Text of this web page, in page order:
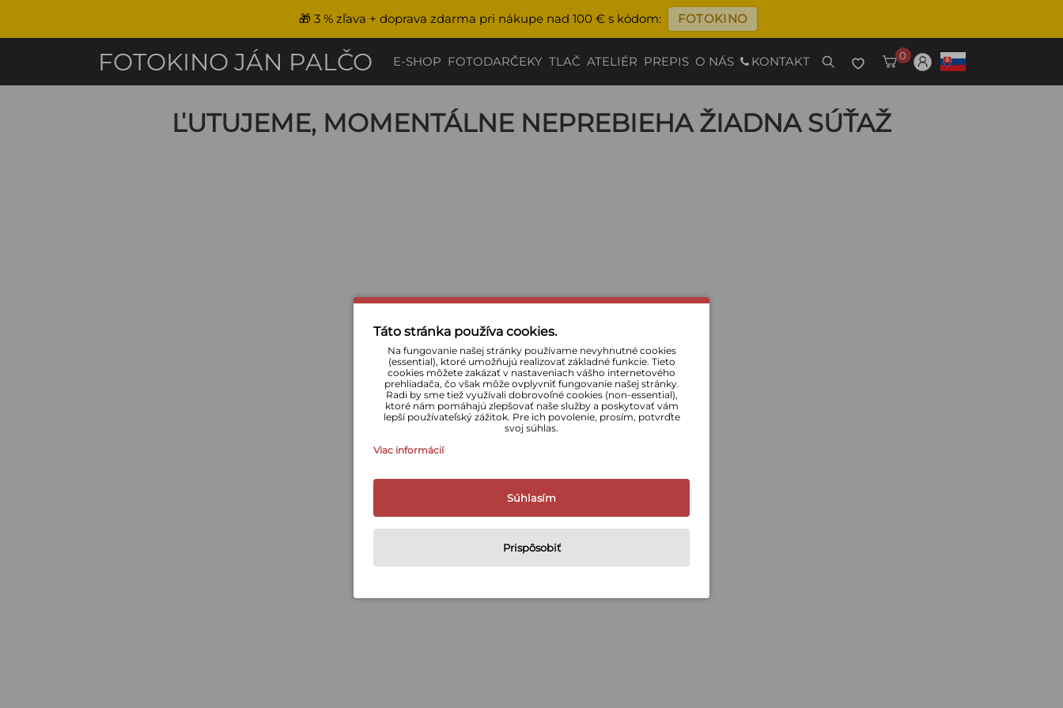
🎁 3 % zľava + doprava zdarma pri nákupe nad 100 € s kódom: FOTOKINO
FOTOKINO JÁN PALČO E-SHOP FOTODARČEKY TLAČ ATELIÉR PREPIS O NÁS KONTAKT 0
ĽUTUJEME, MOMENTÁLNE NEPREBIEHA ŽIADNA SÚŤAŽ
Táto stránka používa cookies.
Na fungovanie našej stránky používame nevyhnutné cookies
(essential), ktoré umožňujú realizovať základné funkcie. Tieto
cookies môžete zakázať v nastaveniach vášho internetového
prehliadača, čo však môže ovplyvniť fungovanie našej stránky.
Radi by sme tiež využívali dobrovoľné cookies (non-essential),
ktoré nám pomáhajú zlepšovať naše služby a poskytovať vám
lepší používateľský zážitok. Pre ich povolenie, prosím, potvrďte
svoj súhlas.
Viac informácií
Súhlasím
Prispôsobiť